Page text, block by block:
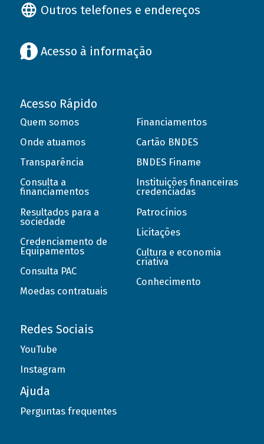
Outros telefones e endereços
Acesso à informação
Acesso Rápido
Quem somos
Onde atuamos
Transparência
Consulta a
financiamentos
Resultados para a
sociedade
Credenciamento de
Equipamentos
Consulta PAC
Moedas contratuais
Financiamentos
Cartão BNDES
BNDES Finame
Instituições financeiras
credenciadas
Patrocínios
Licitações
Cultura e economia
criativa
Conhecimento
Redes Sociais
YouTube
Instagram
Ajuda
Perguntas frequentes